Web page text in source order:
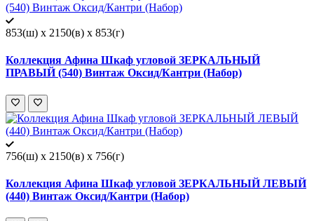
853(ш) x 2150(в) x 853(г)
Коллекция Афина Шкаф угловой ЗЕРКАЛЬНЫЙ
ПРАВЫЙ (540) Винтаж Оксид/Кантри (Набор)
756(ш) x 2150(в) x 756(г)
Коллекция Афина Шкаф угловой ЗЕРКАЛЬНЫЙ ЛЕВЫЙ
(440) Винтаж Оксид/Кантри (Набор)